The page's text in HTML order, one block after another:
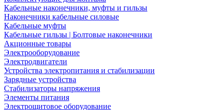
Кабельные наконечники, муфты и гильзы
Наконечники кабельные силовые
Кабельные муфты
Кабельные гильзы | Болтовые наконечники
Акционные товары
Электрооборудование
Электродвигатели
Устройства электропитания и стабилизации
Зарядные устройства
Стабилизаторы напряжения
Элементы питания
Электрощитовое оборудование